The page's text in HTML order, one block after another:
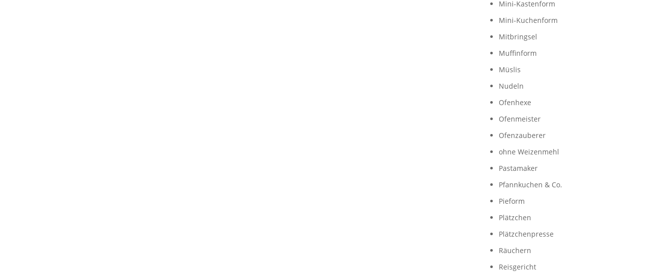
Mini-Kastenform
Mini-Kuchenform
Mitbringsel
Muffinform
Müslis
Nudeln
Ofenhexe
Ofenmeister
Ofenzauberer
ohne Weizenmehl
Pastamaker
Pfannkuchen & Co.
Pieform
Plätzchen
Plätzchenpresse
Räuchern
Reisgericht